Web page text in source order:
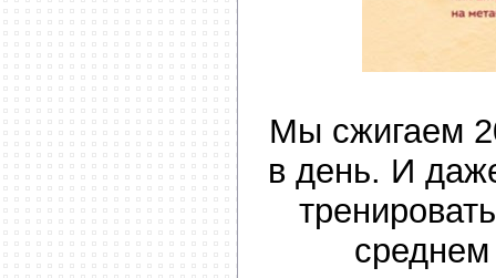
Мы сжигаем
в день. И